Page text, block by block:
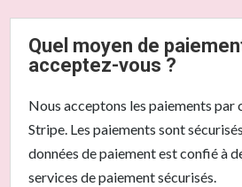
Quel moyen de
acceptez-vous ?
Nous acceptons les paiements par
Stripe. Les paiements sont
données de paiement est confié à
services de paiement sécurisés.